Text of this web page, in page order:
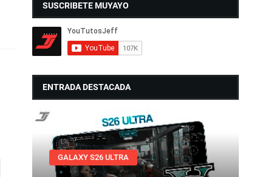
SUSCRIBETE MUYAYO
ENTRADA DESTACADA
GALAXY S26 ULTRA